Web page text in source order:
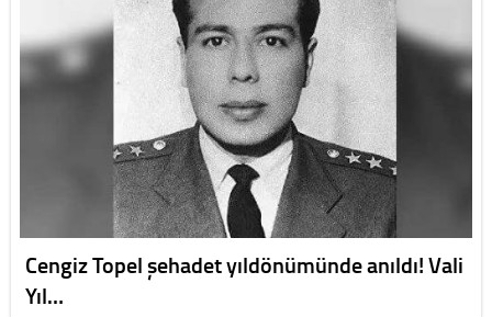
Cengiz Topel şehadet yıldönümünde anıldı! Vali
Yıl…